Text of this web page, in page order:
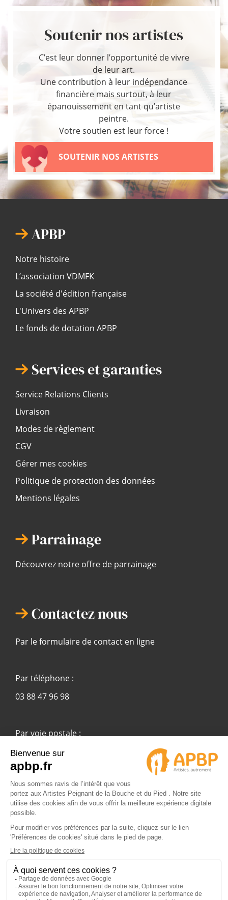
Soutenir nos artistes
C’est leur donner l’opportunité de vivre
de leur art.
Une contribution à leur indépendance
financière mais surtout, à leur
épanouissement en tant qu’artiste
peintre.
Votre soutien est leur force !
SOUTENIR NOS ARTISTES
APBP
Notre histoire
L’association VDMFK
La société d'édition française
L'Univers des APBP
Le fonds de dotation APBP
Services et garanties
Service Relations Clients
Livraison
Modes de règlement
CGV
Gérer mes cookies
Politique de protection des données
Mentions légales
Parrainage
Découvrez notre offre de parrainage
Contactez nous
Par le formulaire de contact en ligne
Par téléphone :
03 88 47 96 98
Par voie postale :
APBP
37 route Ecospace - Molsheim
67955 Strasbourg Cedex 9